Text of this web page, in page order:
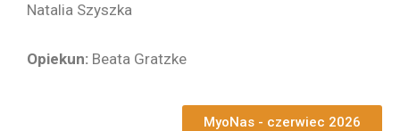
Natalia Szyszka
Opiekun: Beata Gratzke
MyoNas - czerwiec 2026